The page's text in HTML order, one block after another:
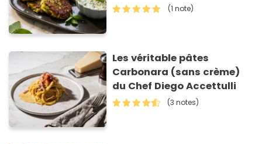
(1 note)
Les véritable pâtes
Carbonara (sans crème)
du Chef Diego Accettulli
(3 notes)